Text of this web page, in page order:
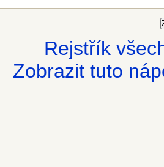
Rejstřík
Zobrazit tuto